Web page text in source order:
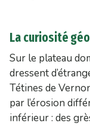
La curiosité
Sur le plateau
dressent
Tétines de
par l’érosion
inférieur : des